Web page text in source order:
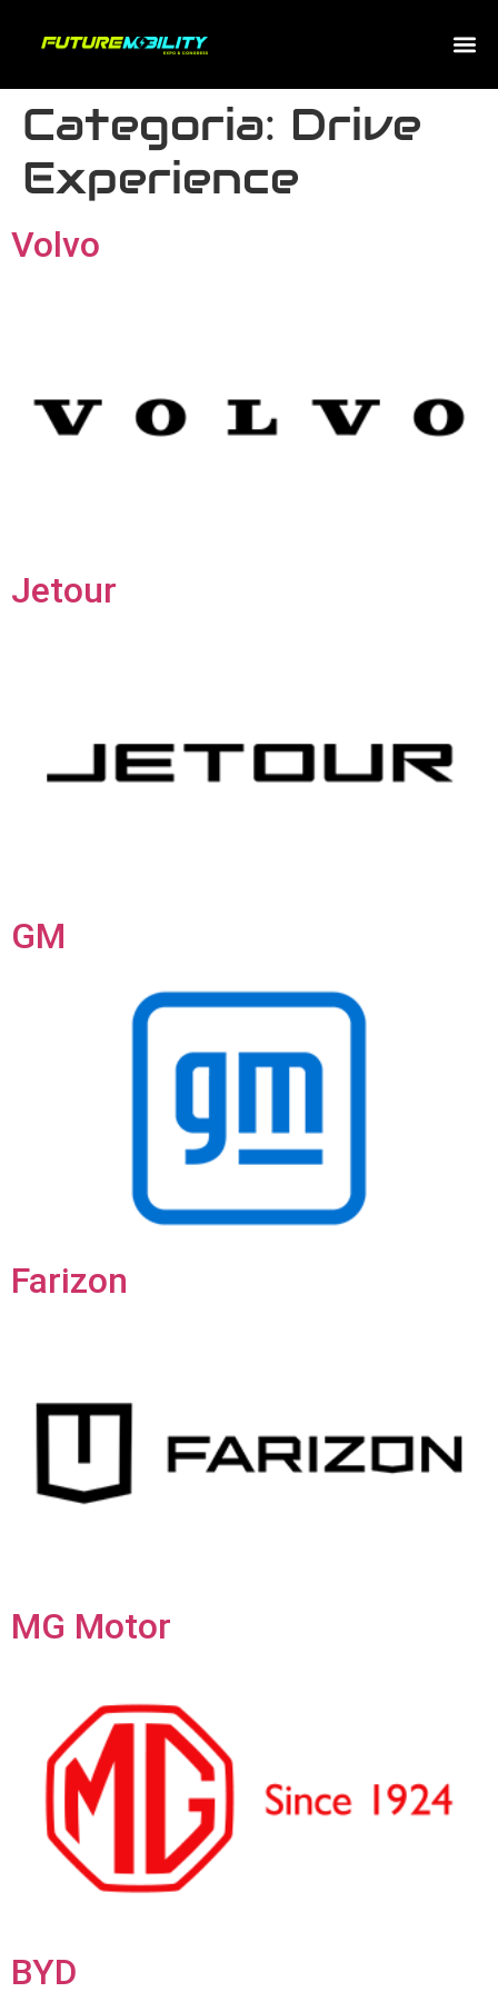
Categoria: Drive
Experience
Volvo
Jetour
GM
Farizon
MG Motor
BYD